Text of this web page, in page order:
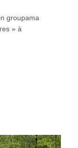
groupama
» à